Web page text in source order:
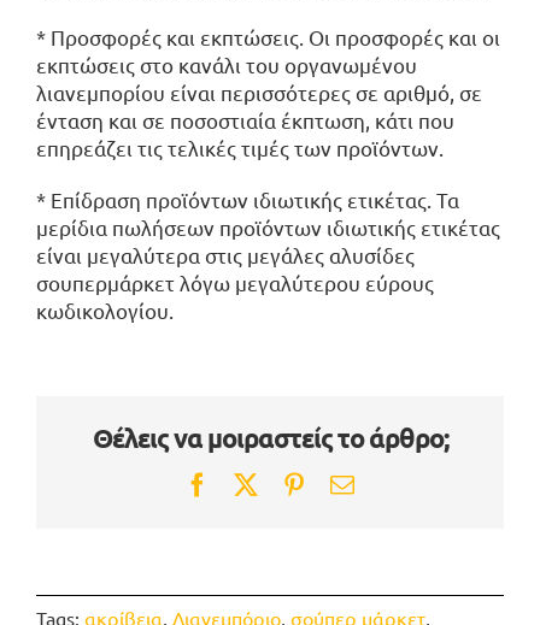
* Προσφορές και εκπτώσεις. Οι προσφορές και οι
εκπτώσεις στο κανάλι του οργανωμένου
λιανεμπορίου είναι περισσότερες σε αριθμό, σε
ένταση και σε ποσοστιαία έκπτωση, κάτι που
επηρεάζει τις τελικές τιμές των προϊόντων.
* Επίδραση προϊόντων ιδιωτικής ετικέτας. Τα
μερίδια πωλήσεων προϊόντων ιδιωτικής ετικέτας
είναι μεγαλύτερα στις μεγάλες αλυσίδες
σουπερμάρκετ λόγω μεγαλύτερου εύρους
κωδικολογίου.
Θέλεις να μοιραστείς το άρθρο;
Facebook
TwitterPinterest
Email
Tags: ακρίβεια Λιανεμπόριο σούπερ μάρκετ